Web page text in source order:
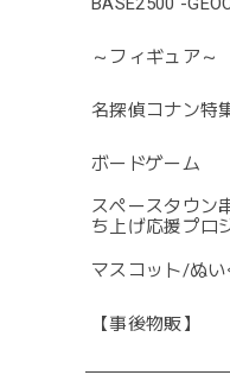
～フィギュア～
名探偵コナン特
ボードゲーム
スペースタウン
ち上げ応援プロ
マスコット/ぬ
【事後物販】